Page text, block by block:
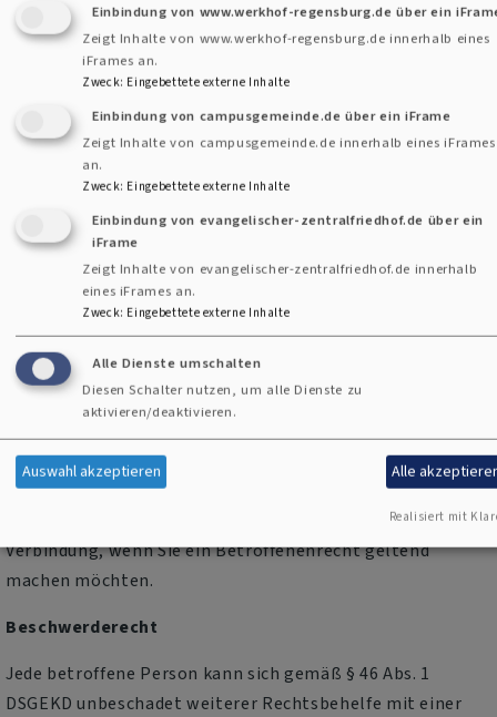
Sie können Auskunft darüber verlangen, ob wir
personenbezogene Daten von Ihnen verarbeiten. Ist dies
personenbezogenen Daten sowie auf weitere mit der
Verarbeitung zusammenhängende Informationen (§ 19
DSGEKD). Bitte beachten Sie, dass dieses Auskunftsrecht
in bestimmten Fällen eingeschränkt oder ausgeschlossen
sein kann (§ 19 Abs. 3 DSGEKD). Für den Fall, dass
personenbezogene Daten über Sie nicht (mehr) zutreffend
oder unvollständig sind, können Sie eine Berichtigung und
gegebenenfalls Vervollständigung dieser Daten verlangen
(§ 20 DSGEKD). Liegen die gesetzlichen Voraussetzungen
vor, so können Sie die Löschung oder Einschränkung der
Datenübertragbarkeit Gebrauch machen sowie
Widerspruch gegen die Verarbeitung einlegen (§§ 21, 22,
24, 25 DSGEKD). Bitte setzen Sie sich mit uns in
Verbindung, wenn Sie ein Betroffenenrecht geltend
machen möchten.
Beschwerderecht
Jede betroffene Person kann sich gemäß § 46 Abs. 1
DSGEKD unbeschadet weiterer Rechtsbehelfe mit einer
Einbindung von www.werkhof-regensburg.de über ein
Zeigt Inhalte von www.werkhof-regensburg.de innerhalb eines
iFrames an.
Zweck: Eingebettete externe Inhalte
Einbindung von campusgemeinde.de über ein iFrame
Zeigt Inhalte von campusgemeinde.de innerhalb eines iFrames
an.
Zweck: Eingebettete externe Inhalte
Einbindung von evangelischer-zentralfriedhof.de über ein
iFrame
Zeigt Inhalte von evangelischer-zentralfriedhof.de innerhalb
eines iFrames an.
Zweck: Eingebettete externe Inhalte
Alle Dienste umschalten
Diesen Schalter nutzen, um alle Dienste zu
aktivieren/deaktivieren.
Auswahl akzeptieren Alle
Realisiert mit